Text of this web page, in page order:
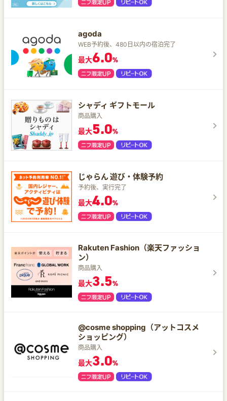
agoda
WEB予約後、480日以内の宿泊完了
最大6.0%
シャディ ギフトモール
商品購入
最大5.0%
じゃらん 遊び・体験予約
予約後、実行完了
最大4.0%
Rakuten Fashion（楽天ファッショ
ン）
商品購入
最大3.5%
@cosme shopping（アットコスメ
ショッピング）
商品購入
最大3.0%